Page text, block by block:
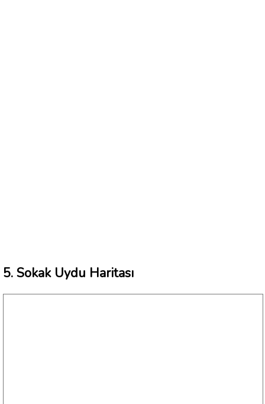
5. Sokak Uydu Haritası